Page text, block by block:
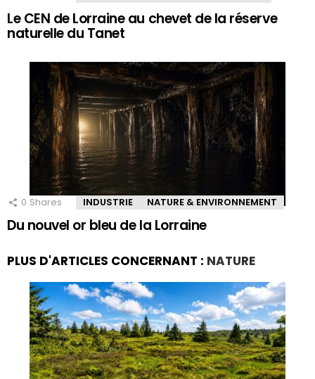
Le CEN de Lorraine au chevet de la réserve
naturelle du Tanet
0 Shares INDUSTRIE NATURE & ENVIRONNEMENT
Du nouvel or bleu de la Lorraine
PLUS D'ARTICLES CONCERNANT : NATURE